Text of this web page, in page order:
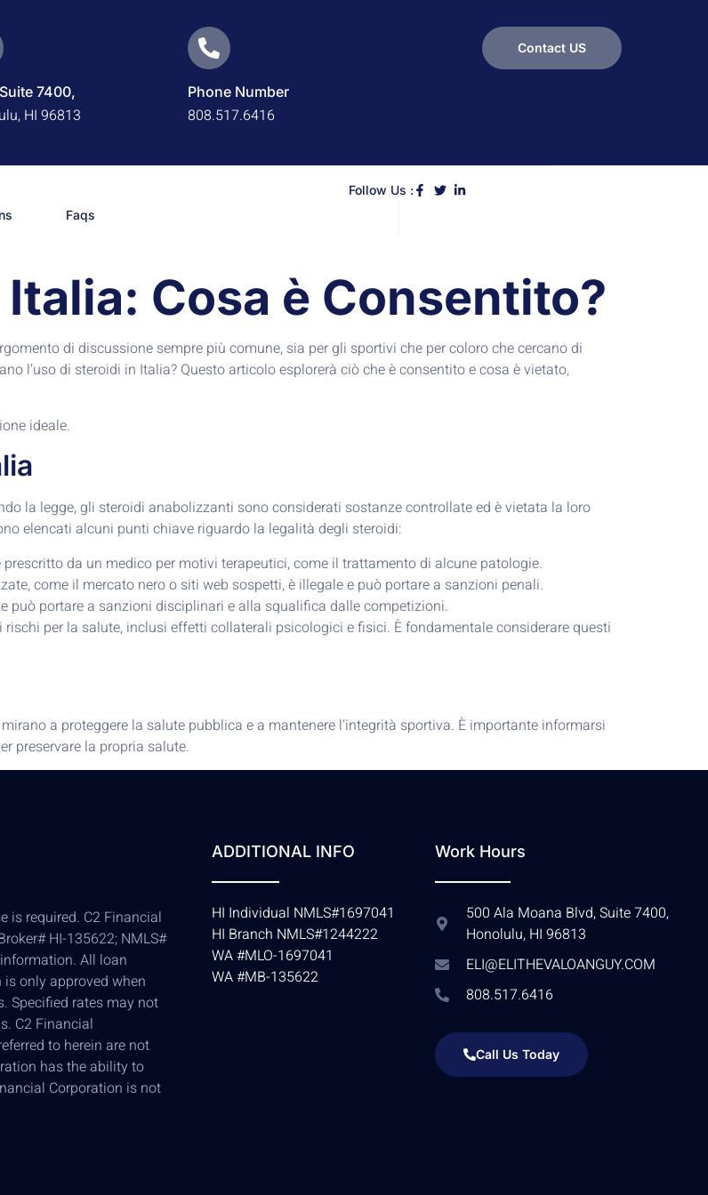
7400,
HI 96813
Phone Number
808.517.6416
Contact US
Faqs
Follow Us :
Cosa è Consentito?
di discussione sempre più comune, sia per gli sportivi che per coloro che cercano di
l’uso di steroidi in Italia? Questo articolo esplorerà ciò che è consentito e cosa è vietato,
ideale.
la legge, gli steroidi anabolizzanti sono considerati sostanze controllate ed è vietata la loro
elencati alcuni punti chiave riguardo la legalità degli steroidi:
prescritto da un medico per motivi terapeutici, come il trattamento di alcune patologie.
come il mercato nero o siti web sospetti, è illegale e può portare a sanzioni penali.
può portare a sanzioni disciplinari e alla squalifica dalle competizioni.
per la salute, inclusi effetti collaterali psicologici e fisici. È fondamentale considerare questi
a proteggere la salute pubblica e a mantenere l’integrità sportiva. È importante informarsi
preservare la propria salute.
is required. C2 Financial
HI-135622; NMLS#
All loan
only approved when
Specified rates may not
C2 Financial
to herein are not
has the ability to
Corporation is not
ADDITIONAL INFO
HI Individual NMLS#1697041
HI Branch NMLS#1244222
WA #MLO-1697041
WA #MB-135622
Work Hours
500 Ala Moana Blvd, Suite 7400,
Honolulu, HI 96813
ELI@ELITHEVALOANGUY.COM
808.517.6416
Call Us Today